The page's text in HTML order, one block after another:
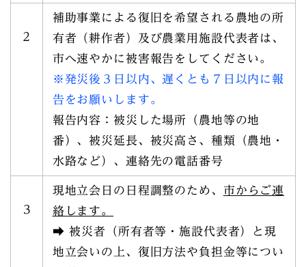
２
補助事業による復旧を希望される農地の所
有者（耕作者）及び農業用施設代表者は、
市へ速やかに被害報告をしてください。
※発災後３日以内、遅くとも７日以内に報
告をお願いします。
報告内容：被災した場所（農地等の地
番）、被災延長、被災高さ、種類（農地・
水路など）、連絡先の電話番号
3
現地立会日の日程調整のため、 市からご連
絡します。
➡ 被災者（所有者等・施設代表者）と現
地立会いの上、復旧方法や負担金等につい